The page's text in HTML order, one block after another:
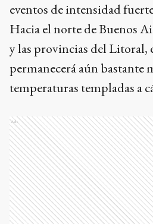
eventos de intensidad
Hacia el norte de Buenos
y las provincias del Litoral,
permanecerá aún bastante
temperaturas templadas a
Ads